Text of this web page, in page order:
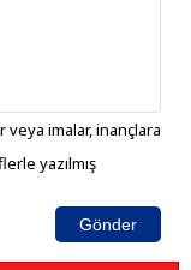
imalar, inançlara
yazılmış
Gönder